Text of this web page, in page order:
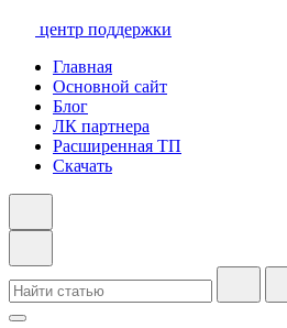
центр поддержки
Главная
Основной сайт
Блог
ЛК партнера
Расширенная ТП
Скачать